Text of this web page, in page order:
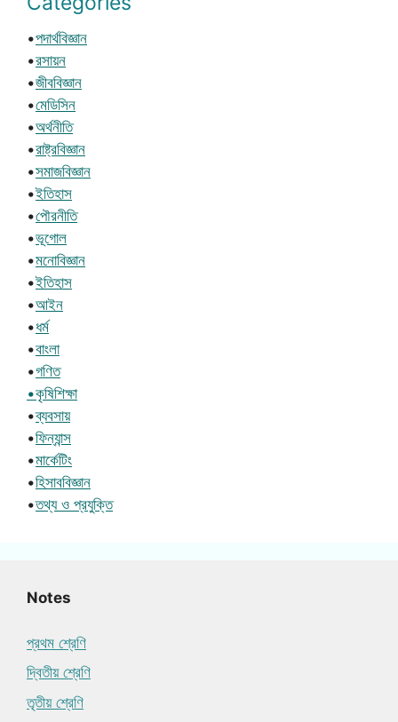
•পদার্থবিজ্ঞান
•রসায়ন
•জীববিজ্ঞান
•মেডিসিন
•অর্থনীতি
•রাষ্ট্রবিজ্ঞান
•সমাজবিজ্ঞান
•ইতিহাস
•পৌরনীতি
•ভূগোল
•মনোবিজ্ঞান
•ইতিহাস
•আইন
•ধর্ম
•বাংলা
•গণিত
•কৃষিশিক্ষা
•ব্যবসায়
•ফিন্যান্স
•মার্কেটিং
•হিসাববিজ্ঞান
•তথ্য ও প্রযুক্তি
Notes
প্রথম শ্রেণি
দ্বিতীয় শ্রেণি
তৃতীয় শ্রেণি